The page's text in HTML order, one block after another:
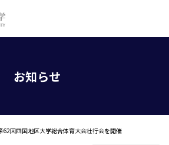
お知らせ
62回四国地区大学総合体育大会壮行会を開催